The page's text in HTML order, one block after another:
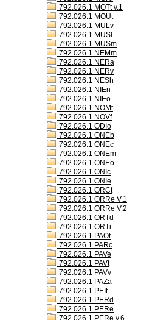
792.026.1 MOTt v.1
792.026.1 MOUt
792.026.1 MULv
792.026.1 MUSl
792.026.1 MUSm
792.026.1 NEMm
792.026.1 NERa
792.026.1 NERv
792.026.1 NESh
792.026.1 NIEn
792.026.1 NIEo
792.026.1 NOMt
792.026.1 NOVf
792.026.1 ODIo
792.026.1 ONEb
792.026.1 ONEc
792.026.1 ONEm
792.026.1 ONEo
792.026.1 ONIc
792.026.1 ONIe
792.026.1 ORCt
792.026.1 ORRe V.1
792.026.1 ORRe V.2
792.026.1 ORTd
792.026.1 ORTi
792.026.1 PAOt
792.026.1 PARc
792.026.1 PAVe
792.026.1 PAVt
792.026.1 PAVv
792.026.1 PAZa
792.026.1 PEIt
792.026.1 PERd
792.026.1 PERe
792.026.1 PERe v.6